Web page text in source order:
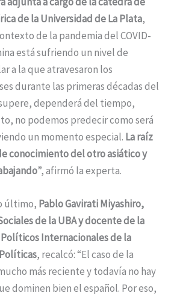
de la Universidad de La Plata,
de la pandemia del COVID-
está sufriendo un nivel de
a la que atravesaron los
durante las primeras décadas del
supere, dependerá del tiempo,
no podemos predecir como será
un momento especial. La raíz
conocimiento del otro asiático y
”, afirmó la experta.
último, Pablo Gavirati Miyashiro,
de la UBA y docente de la
Internacionales de la
, recalcó: “El caso de la
más reciente y todavía no hay
dominen bien el español. Por eso,